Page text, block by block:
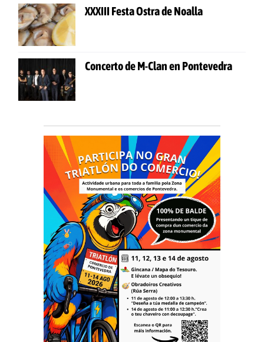
XXXIII Festa Ostra de Noalla
Concerto de M-Clan en Pontevedra